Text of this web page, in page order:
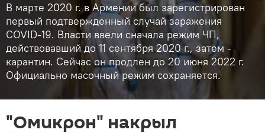
В марте 2020 г. в Армении был зарегистрирован
первый подтвержденный случай заражения
COVID-19. Власти ввели сначала режим ЧП,
действовавший до 11 сентября 2020 г., затем -
карантин. Сейчас он продлен до 20 июня 2022 г.
Официально масочный режим сохраняется.
"Омикрон" накрыл